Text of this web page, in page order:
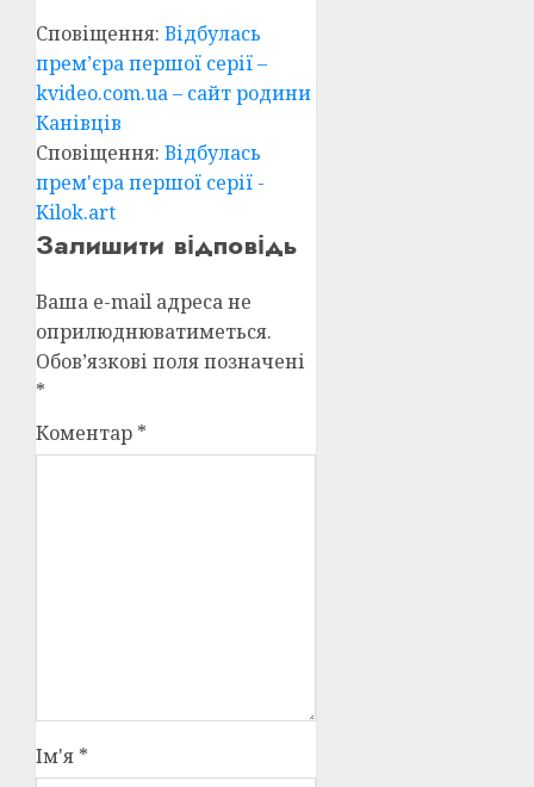
Сповіщення: Відбулась
прем’єра першої серії –
kvideo.com.ua – сайт родини
Канівців
Сповіщення: Відбулась
прем'єра першої серії -
Kilok.art
Залишити відповідь
Ваша e-mail адреса не
оприлюднюватиметься.
Обов’язкові поля позначені
*
Коментар *
Ім'я *